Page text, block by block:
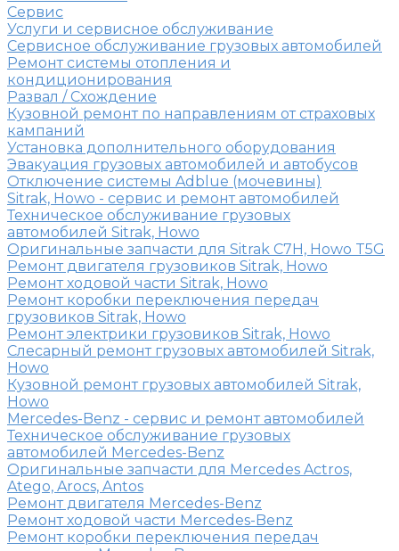
Сервис
Услуги и сервисное обслуживание
Сервисное обслуживание грузовых автомобилей
Ремонт системы отопления и
кондиционирования
Развал / Схождение
Кузовной ремонт по направлениям от страховых
кампаний
Установка дополнительного оборудования
Эвакуация грузовых автомобилей и автобусов
Отключение системы Adblue (мочевины)
Sitrak, Howo - сервис и ремонт автомобилей
Техническое обслуживание грузовых
автомобилей Sitrak, Howo
Оригинальные запчасти для Sitrak C7H, Howo T5G
Ремонт двигателя грузовиков Sitrak, Howo
Ремонт ходовой части Sitrak, Howo
Ремонт коробки переключения передач
грузовиков Sitrak, Howo
Ремонт электрики грузовиков Sitrak, Howo
Слесарный ремонт грузовых автомобилей Sitrak,
Howo
Кузовной ремонт грузовых автомобилей Sitrak,
Howo
Mercedes-Benz - сервис и ремонт автомобилей
Техническое обслуживание грузовых
автомобилей Mercedes-Benz
Оригинальные запчасти для Mercedes Actros,
Atego, Arocs, Antos
Ремонт двигателя Mercedes-Benz
Ремонт ходовой части Mercedes-Benz
Ремонт коробки переключения передач